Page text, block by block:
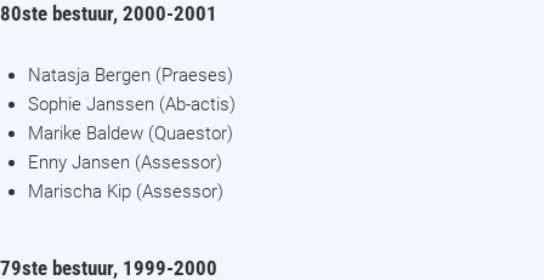
80ste bestuur, 2000-2001
Natasja Bergen (Praeses)
Sophie Janssen (Ab-actis)
Marike Baldew (Quaestor)
Enny Jansen (Assessor)
Marischa Kip (Assessor)
79ste bestuur, 1999-2000